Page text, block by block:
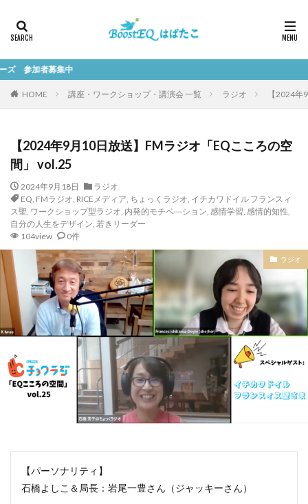
中
HOME 講座・ワークショップ・講演会 一覧 ラジオ 【2024
【2024年9月10日放送】FMラジオ「EQこころの空
間」 vol.25
2024年9月18日
ラジオ
EQ, FMラジオ, RICEメディア, ちょっくラジオ, イチカワドイル フランスィ
ス聖, ワークショップ型ラジオ, 内発的モチベ―ション, 感情学習, 感情的知性,
自分の人生をデザイン, 若きリーダー
104view
0件
ラジオ
【パーソナリティ】
石橋よしこ＆局長：岩尾一豊さん（ジャッキーさん）